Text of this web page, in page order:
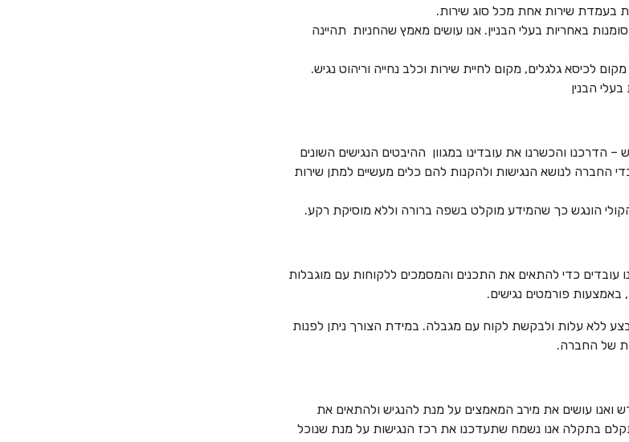
באחריות בעלי הבניין. אנו עושים מאמץ שהחניות תהיינה
לכיסא גלגלים, מקום לחיית שירות וכלב נחייה וריהוט נגיש.
בעלי הבנין
– הדרכנו והכשרנו את עובדינו במגוון ההיבטים הנגישים השונים
החברה לנושא הנגישות ולהקנות להם כלים מעשיים למתן שירות
הונגש כך שהמידע מוקלט בשפה ברורה וללא מוסיקת רקע.
עובדים כדי להתאים את התכנים והמסמכים ללקוחות עם מוגבלות
פורמטים נגישים.
ללא עלות ולבקשת לקוח עם מגבלה. במידת הצורך ניתן לפנות
של החברה.
ואנו עושים את מירב המאמצים על מנת להנגיש ולהתאים את
בתקלה אנו נשמח שתעדכנו את רכז הנגישות על מנת שנוכל